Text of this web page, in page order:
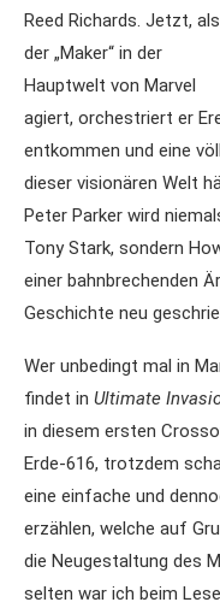
Reed Richards. Jetzt, als
der „Maker“ in der
Hauptwelt von Marvel
agiert, orchestriert er
entkommen und eine
dieser visionären Welt
Peter Parker wird
Tony Stark, sondern
einer bahnbrechenden
Geschichte neu
Wer unbedingt mal in
findet in Ultimate
in diesem ersten
Erde-616, trotzdem
eine einfache und
erzählen, welche auf
die Neugestaltung des
selten war ich beim